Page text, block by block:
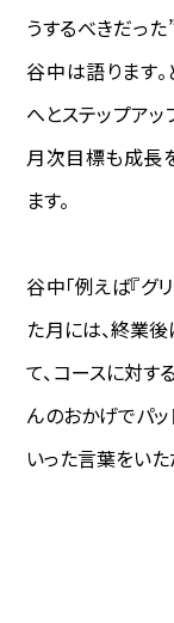
うするべきだっ
谷中は語ります
へとステップアッ
月次目標も成長
ます。
谷中―――「例えば
た月には、終業
て、コースに対す
んのおかげでパッ
いった言葉をい